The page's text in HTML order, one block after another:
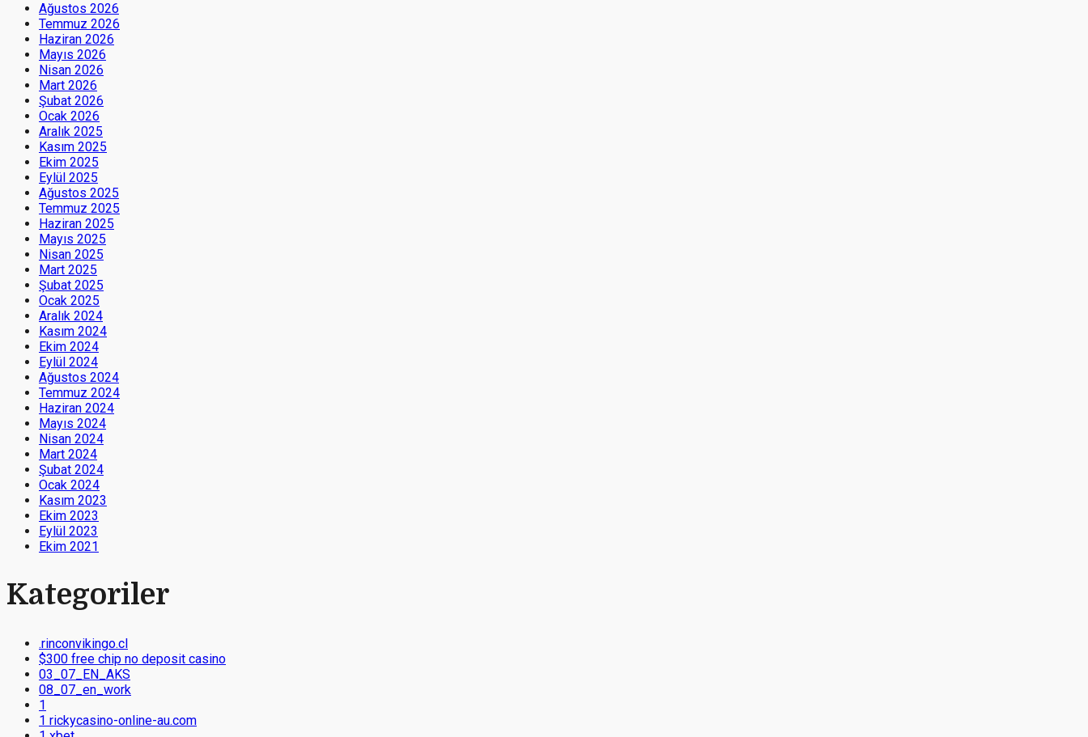
Ağustos 2026
Temmuz 2026
Haziran 2026
Mayıs 2026
Nisan 2026
Mart 2026
Şubat 2026
Ocak 2026
Aralık 2025
Kasım 2025
Ekim 2025
Eylül 2025
Ağustos 2025
Temmuz 2025
Haziran 2025
Mayıs 2025
Nisan 2025
Mart 2025
Şubat 2025
Ocak 2025
Aralık 2024
Kasım 2024
Ekim 2024
Eylül 2024
Ağustos 2024
Temmuz 2024
Haziran 2024
Mayıs 2024
Nisan 2024
Mart 2024
Şubat 2024
Ocak 2024
Kasım 2023
Ekim 2023
Eylül 2023
Ekim 2021
Kategoriler
.rinconvikingo.cl
$300 free chip no deposit casino
03_07_EN_AKS
08_07_en_work
1
1 rickycasino-online-au.com